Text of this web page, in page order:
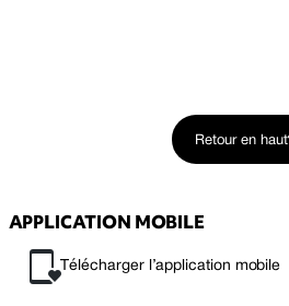
Retour en haut
APPLICATION MOBILE
Télécharger l’application mobile